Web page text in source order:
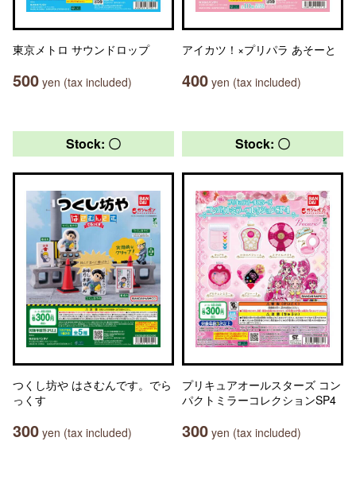
東京メトロ サウンドロップ
500 yen (tax included)
アイカツ！×プリパラ あそーと
400 yen (tax included)
Stock: 〇
つくし坊や はさむんです。でら
っくす
300 yen (tax included)
Stock: 〇
プリキュアオールスターズ コン
パクトミラーコレクションSP4
300 yen (tax included)